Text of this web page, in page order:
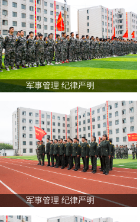
军事管理 纪律严明
军事管理 纪律严明